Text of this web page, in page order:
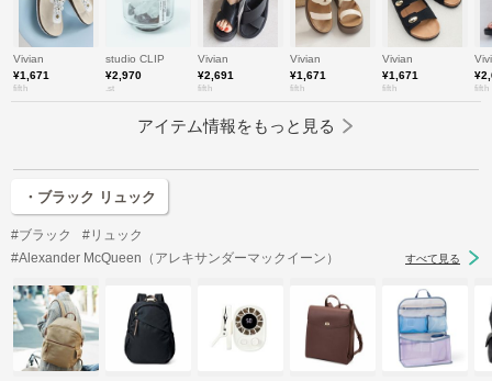
Vivian
¥1,671
fifth
studio CLIP
¥2,970
.st
Vivian
¥2,691
fifth
Vivian
¥1,671
fifth
Vivian
¥1,671
fifth fifth
アイテム情報をもっと見る
・ブラック リュック
#ブラック
#リュック
#Alexander McQueen（アレキサンダーマックイーン）
すべて見る